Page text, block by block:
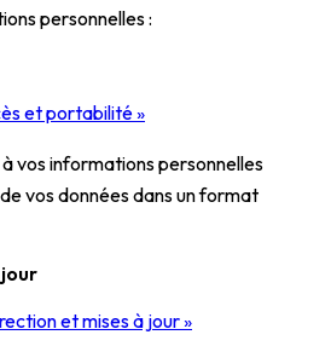
personnelles :
et portabilité »
vos informations personnelles
vos données dans un format
et mises à jour »